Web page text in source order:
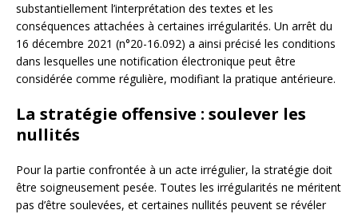
substantiellement l’interprétation des textes et les
conséquences attachées à certaines irrégularités. Un arrêt du
16 décembre 2021 (n°20-16.092) a ainsi précisé les conditions
dans lesquelles une notification électronique peut être
considérée comme régulière, modifiant la pratique antérieure.
La stratégie offensive : soulever les
nullités
Pour la partie confrontée à un acte irrégulier, la stratégie doit
être soigneusement pesée. Toutes les irrégularités ne méritent
pas d’être soulevées, et certaines nullités peuvent se révéler